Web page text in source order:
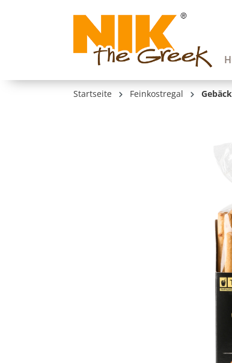
Zur Hauptnavigation springen
Startseite Feinkostregal